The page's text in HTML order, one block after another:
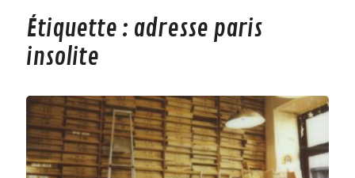
Étiquette : adresse paris
insolite